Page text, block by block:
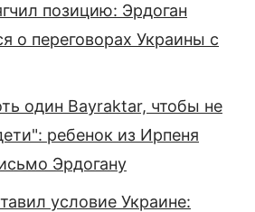
позицию: Эрдоган
о переговорах Украины с
один Bayraktar, чтобы не
ребенок из Ирпеня
Эрдогану
условие Украине: